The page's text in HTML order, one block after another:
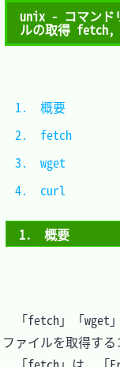
unix - コマンド
ルの取得
1.　概要
「fetch」「wget
ファイルを取得する